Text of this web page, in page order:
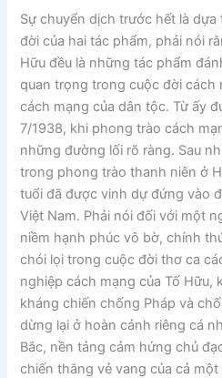
Sự chuyển dịch trước hết là
đời của hai tác phẩm, phải nói
Hữu đều là những tác phẩm
quan trọng trong cuộc đời cách
cách mạng của dân tộc. Từ ấy
7/1938, khi phong trào cách
những đường lối rõ ràng. Sau
trong phong trào thanh niên ở
tuổi đã được vinh dự đứng vào
Việt Nam. Phải nói đối với một
niềm hạnh phúc vô bờ, chính
chói lọi trong cuộc đời thơ ca
nghiệp cách mạng của Tố Hữu,
kháng chiến chống Pháp và
dừng lại ở hoàn cảnh riêng cá
Bắc, nền tảng cảm hứng chủ
chiến thắng vẻ vang của cả